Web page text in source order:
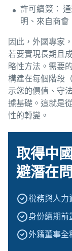
許可續簽：
明、來自商會
因此，外國專家
若要實現長期且
略性方法。需要
構建在每個階段
示您的價值、守
據基礎。這就是
性的轉變。
取得中
避潛在
稅務與人力
身份續期前
外籍董事全